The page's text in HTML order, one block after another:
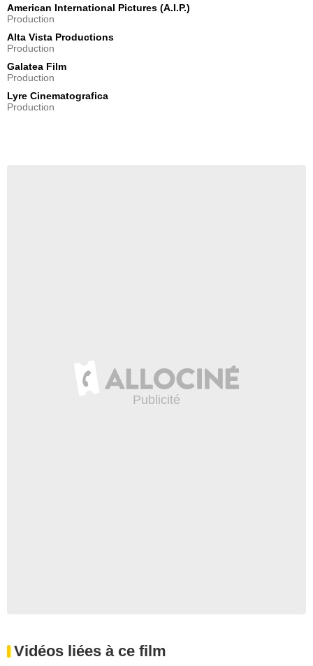
American International Pictures (A.I.P.)
Production
Alta Vista Productions
Production
Galatea Film
Production
Lyre Cinematografica
Production
Vidéos liées à ce film